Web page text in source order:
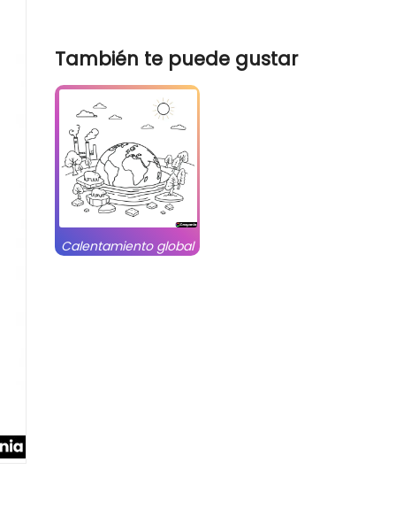
También te puede gustar
Calentamiento global